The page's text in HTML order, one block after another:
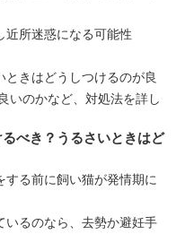
近所迷惑になる可能性
きはどうしつけるのが良
いのかなど、対処法を詳し
べき？うるさいときはど
る前に飼い猫が発情期に
いるのなら、去勢か避妊手